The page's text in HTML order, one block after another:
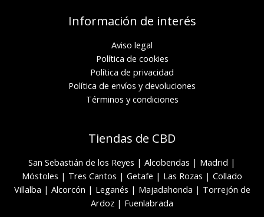
Información de interés
Aviso legal
Política de cookies
Política de privacidad
Política de envíos y devoluciones
Términos y condiciones
Tiendas de CBD
San Sebastián de los Reyes | Alcobendas | Madrid |
Móstoles | Tres Cantos | Getafe | Las Rozas | Collado
Villalba | Alcorcón | Leganés | Majadahonda | Torrejón de
Ardoz | Fuenlabrada